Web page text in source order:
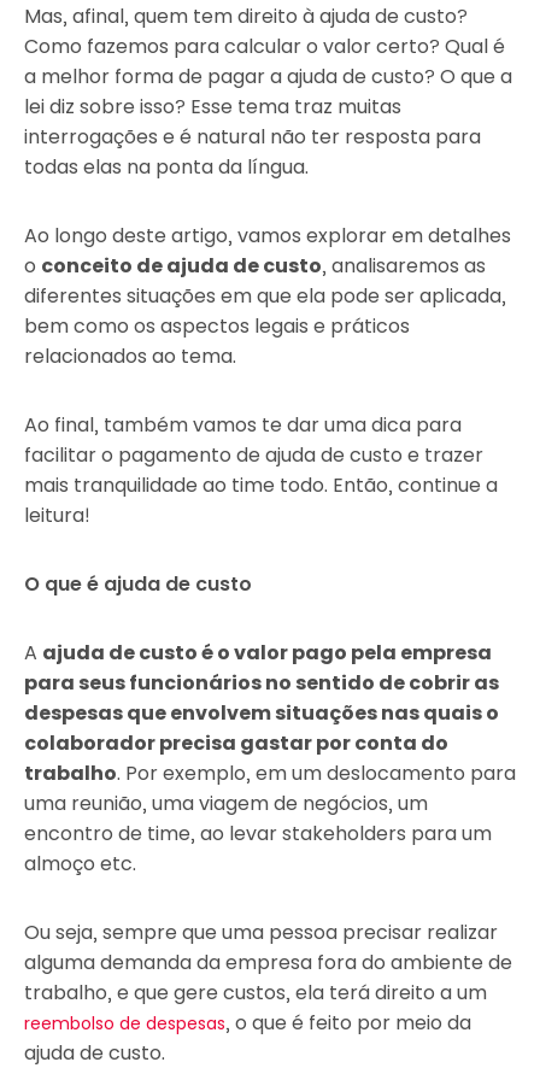
Mas, afinal, quem tem direito à ajuda de custo?
Como fazemos para calcular o valor certo? Qual é
a melhor forma de pagar a ajuda de custo? O que a
lei diz sobre isso? Esse tema traz muitas
interrogações e é natural não ter resposta para
todas elas na ponta da língua.
Ao longo deste artigo, vamos explorar em detalhes
o conceito de ajuda de custo, analisaremos as
diferentes situações em que ela pode ser aplicada,
bem como os aspectos legais e práticos
relacionados ao tema.
Ao final, também vamos te dar uma dica para
facilitar o pagamento de ajuda de custo e trazer
mais tranquilidade ao time todo. Então, continue a
leitura!
O que é ajuda de custo
A ajuda de custo é o valor pago pela empresa
para seus funcionários no sentido de cobrir as
despesas que envolvem situações nas quais o
colaborador precisa gastar por conta do
trabalho. Por exemplo, em um deslocamento para
uma reunião, uma viagem de negócios, um
encontro de time, ao levar stakeholders para um
almoço etc.
Ou seja, sempre que uma pessoa precisar realizar
alguma demanda da empresa fora do ambiente de
trabalho, e que gere custos, ela terá direito a um
reembolso de despesas, o que é feito por meio da
ajuda de custo.